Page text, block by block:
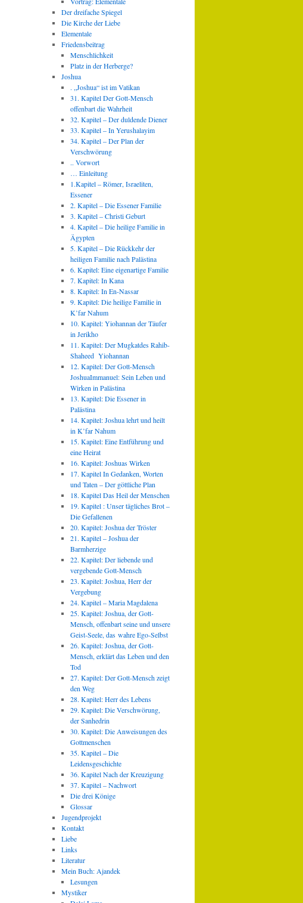
Der dreifache Spiegel
Die Kirche der Liebe
Elementale
Friedensbeitrag
Menschlichkeit
Platz in der Herberge?
Joshua
. „Joshua“ ist im Vatikan
31. Kapitel Der Gott-Mensch
offenbart die Wahrheit
32. Kapitel – Der duldende Diener
33. Kapitel – In Yerushalayim
34. Kapitel – Der Plan der
Verschwörung
.. Vorwort
… Einleitung
1.Kapitel – Römer, Israeliten,
Essener
2. Kapitel – Die Essener Familie
3. Kapitel – Christi Geburt
4. Kapitel – Die heilige Familie in
Ägypten
5. Kapitel – Die Rückkehr der
heiligen Familie nach Palästina
6. Kapitel: Eine eigenartige Familie
7. Kapitel: In Kana
8. Kapitel: In En-Nassar
9. Kapitel: Die heilige Familie in
K’far Nahum
10. Kapitel: Yiohannan der Täufer
in Jerikho
11. Kapitel: Der Mugkatdes Rahib-
Shaheed Yiohannan
12. Kapitel: Der Gott-Mensch
JoshuaImmanuel: Sein Leben und
Wirken in Palästina
13. Kapitel: Die Essener in
Palästina
14. Kapitel: Joshua lehrt und heilt
in K’far Nahum
15. Kapitel: Eine Entführung und
eine Heirat
16. Kapitel: Joshuas Wirken
17. Kapitel In Gedanken, Worten
und Taten – Der göttliche Plan
18. Kapitel Das Heil der Menschen
19. Kapitel : Unser tägliches Brot –
Die Gefallenen
20. Kapitel: Joshua der Tröster
21. Kapitel – Joshua der
Barmherzige
22. Kapitel: Der liebende und
vergebende Gott-Mensch
23. Kapitel: Joshua, Herr der
Vergebung
24. Kapitel – Maria Magdalena
25. Kapitel: Joshua, der Gott-
Mensch, offenbart seine und unsere
Geist-Seele, das wahre Ego-Selbst
26. Kapitel: Joshua, der Gott-
Mensch, erklärt das Leben und den
Tod
27. Kapitel: Der Gott-Mensch zeigt
den Weg
28. Kapitel: Herr des Lebens
29. Kapitel: Die Verschwörung,
der Sanhedrin
30. Kapitel: Die Anweisungen des
Gottmenschen
35. Kapitel – Die
Leidensgeschichte
36. Kapitel Nach der Kreuzigung
37. Kapitel – Nachwort
Die drei Könige
Glossar
Jugendprojekt
Kontakt
Liebe
Links
Literatur
Mein Buch: Ajandek
Lesungen
Mystiker